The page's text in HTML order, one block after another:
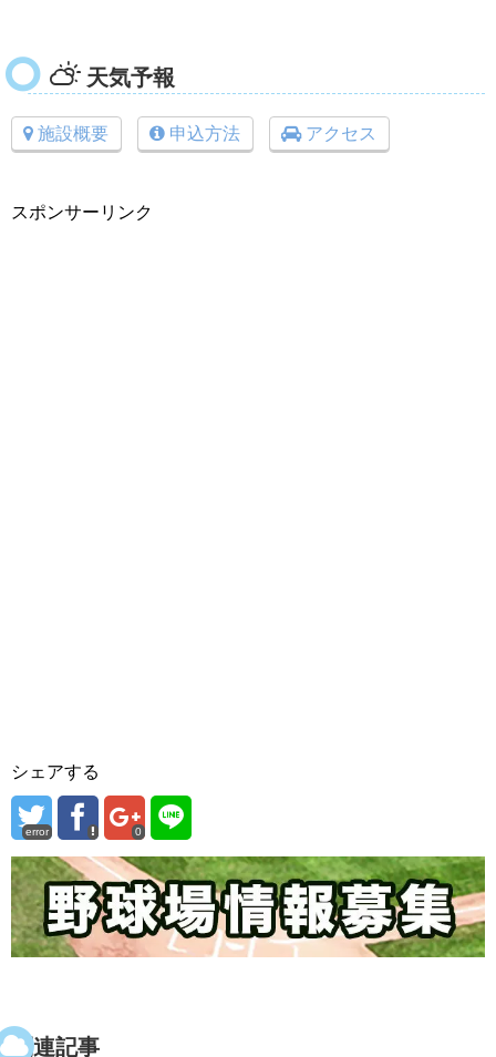
天気予報
施設概要 申込方法 アクセス
スポンサーリンク
シェアする
error 0
関連記事